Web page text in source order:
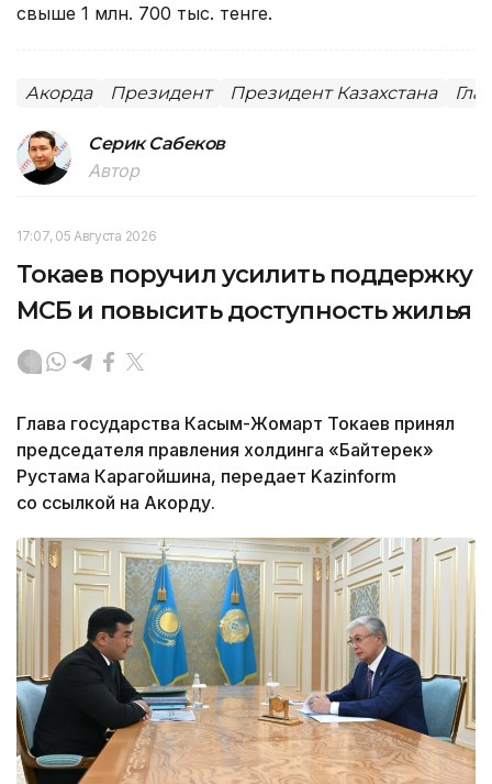
свыше 1 млн. 700 тыс. тенге.
Акорда Президент Президент Казахстана
Серик Сабеков
Автор
17:07, 05 Августа 2026
Токаев поручил усилить поддержку
МСБ и повысить доступность жилья
Глава государства Касым-Жомарт Токаев принял
председателя правления холдинга «Байтерек»
Рустама Карагойшина, передает Kazinform
со ссылкой на Акорду.